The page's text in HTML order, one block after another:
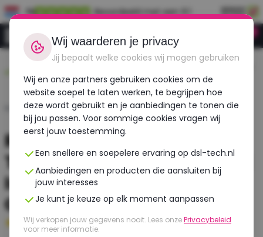
NL Beoordeeld met een 9.1
Duurzaam,
refurbished
morgen in huis!
dan 30 punten!
Home›Laptops›Lenovo›Thinkpad X1 Carbon Gen 8
Refurbished Lenovo
ThinkPad X1 Carbon Gen 8 |
Intel Core i5 | Intel HD
Graphics
Uitstekend - 8 GB RAM - 256 GB SSD
Wij waarderen je privacy
Jij bepaalt welke cookies wij mogen gebruiken
Wij en onze partners gebruiken cookies om de
website soepel te laten werken, te begrijpen hoe
deze wordt gebruikt en je aanbiedingen te tonen die
bij jou passen. Voor sommige cookies vragen wij
eerst jouw toestemming.
Een snellere en soepelere ervaring op dsl-tech.nl
Aanbiedingen en producten die aansluiten bij
jouw interesses
Je kunt je keuze op elk moment aanpassen
Wij verkopen jouw gegevens nooit. Lees onzePrivacybeleid
voor meer informatie.